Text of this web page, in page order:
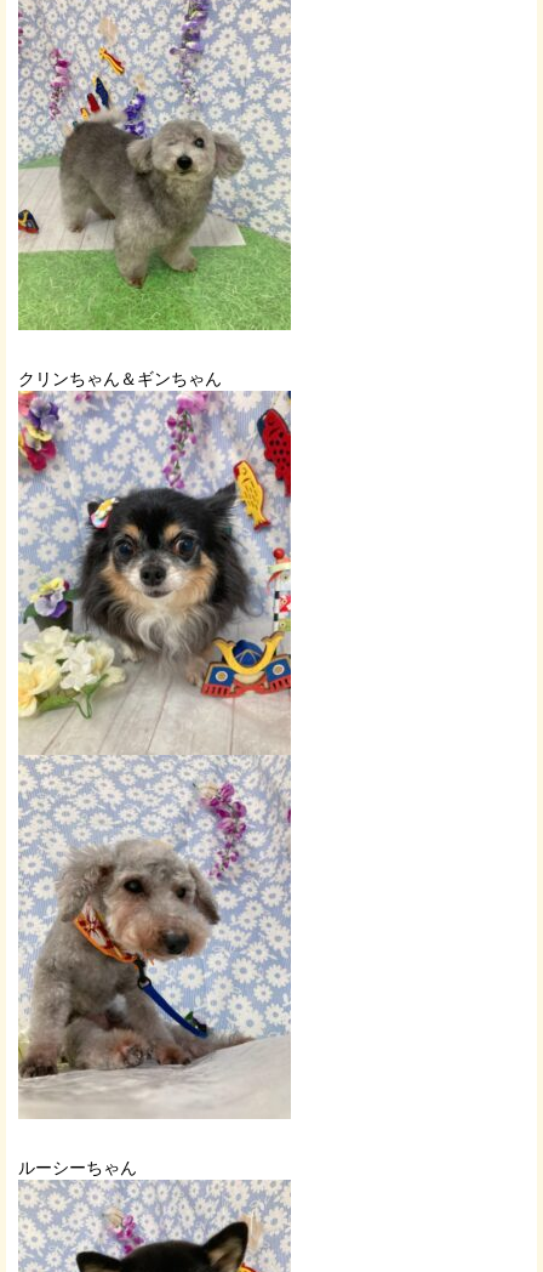
クリンちゃん＆ギンちゃん
ルーシーちゃん